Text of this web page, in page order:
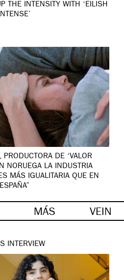
THE INTENSITY WITH ‘EILISH
PRODUCTORA DE ‘VALOR
NORUEGA LA INDUSTRIA
MÁS IGUALITARIA QUE EN
ESPAÑA”
MÁS VEIN
INTERVIEW